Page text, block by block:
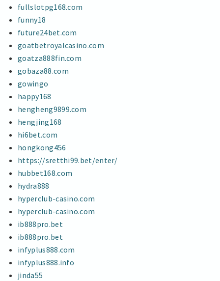
fullslotpg168.com
funny18
future24bet.com
goatbetroyalcasino.com
goatza888fin.com
gobaza88.com
gowingo
happy168
hengheng9899.com
hengjing168
hi6bet.com
hongkong456
https://sretthi99.bet/enter/
hubbet168.com
hydra888
hyperclub-casino.com
hyperclub-casino.com
ib888pro.bet
ib888pro.bet
infyplus888.com
infyplus888.info
jinda55